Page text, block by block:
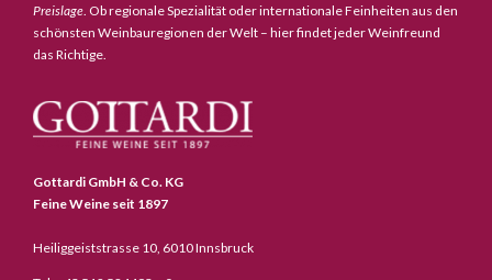
Preislage . Ob regionale Spezialität oder internationale Feinheiten aus den
schönsten Weinbauregionen der Welt – hier findet jeder Weinfreund
das Richtige.
Gottardi GmbH & Co. KG
Feine Weine seit 1897
Heiliggeiststrasse 10, 6010 Innsbruck